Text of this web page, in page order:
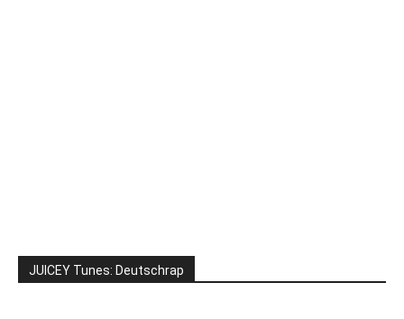
JUICEY Tunes: Deutschrap